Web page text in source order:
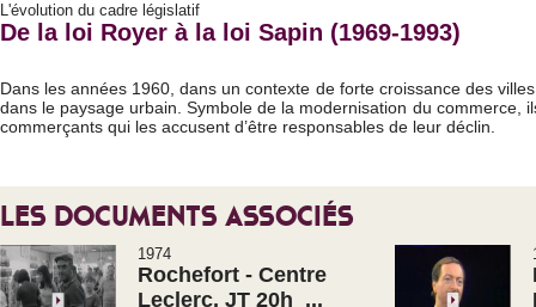
L'évolution du cadre législatif
De la loi Royer à la loi Sapin (1969-1993)
Dans les années 1960, dans un contexte de forte croissance des
dans le paysage urbain. Symbole de la modernisation du commerce,
commerçants qui les accusent d’être responsables de leur déclin.
LES DOCUMENTS ASSOCIÉS
1974
Rochefort - Centre
Leclerc, JT 20h ...